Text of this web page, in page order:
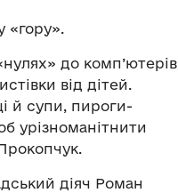
«гору».
до комп’ютерів
від дітей.
й супи, пироги-
урізноманітнити
діяч Роман